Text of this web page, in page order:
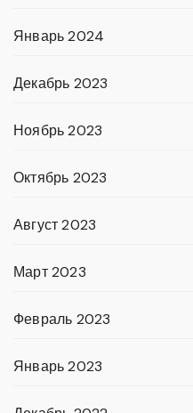
Январь 2024
Декабрь 2023
Ноябрь 2023
Октябрь 2023
Август 2023
Март 2023
Февраль 2023
Январь 2023